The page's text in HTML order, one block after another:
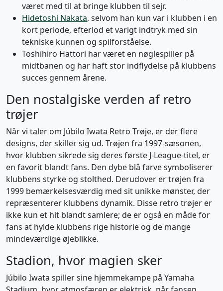
været med til at bringe klubben til sejr.
Hidetoshi Nakata, selvom han kun var i klubben i en
kort periode, efterlod et varigt indtryk med sin
tekniske kunnen og spilforståelse.
Toshihiro Hattori har været en nøglespiller på
midtbanen og har haft stor indflydelse på klubbens
succes gennem årene.
Den nostalgiske verden af retro
trøjer
Når vi taler om Júbilo Iwata Retro Trøje, er der flere
designs, der skiller sig ud. Trøjen fra 1997-sæsonen,
hvor klubben sikrede sig deres første J-League-titel, er
en favorit blandt fans. Den dybe blå farve symboliserer
klubbens styrke og stolthed. Derudover er trøjen fra
1999 bemærkelsesværdig med sit unikke mønster, der
repræsenterer klubbens dynamik. Disse retro trøjer er
ikke kun et hit blandt samlere; de er også en måde for
fans at hylde klubbens rige historie og de mange
mindeværdige øjeblikke.
Stadion, hvor magien sker
Júbilo Iwata spiller sine hjemmekampe på Yamaha